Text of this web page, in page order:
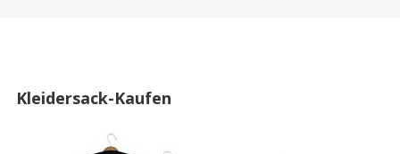
Kleidersack-Kaufen